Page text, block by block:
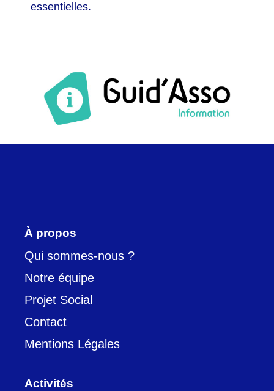
essentielles.
À propos
Qui sommes-nous ?
Notre équipe
Projet Social
Contact
Mentions Légales
Activités